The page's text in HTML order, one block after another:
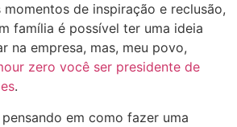
de inspiração e reclusão,
família é possível ter uma ideia
na empresa, mas, meu povo,
zero você ser presidente de
.
em como fazer uma